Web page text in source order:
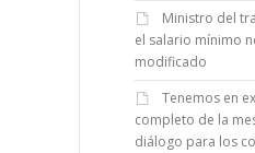
Ministro del
el salario mínimo
modificado
Tenemos en
completo de la
diálogo para los